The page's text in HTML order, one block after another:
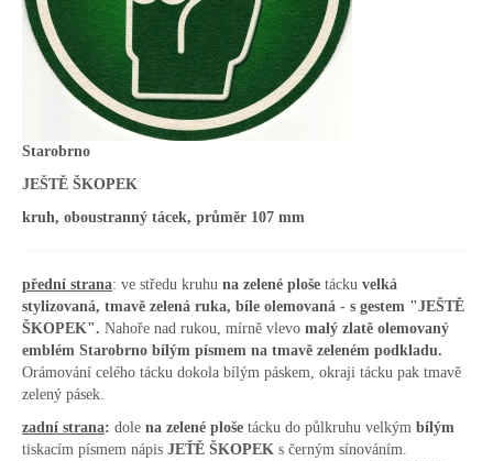
Starobrno
JEŠTĚ ŠKOPEK
kruh, oboustranný tácek, průměr 107 mm
přední strana: ve středu kruhu na zelené ploše tácku velká
stylizovaná, tmavě zelená ruka, bíle olemovaná - s gestem "JEŠTĚ
ŠKOPEK". Nahoře nad rukou, mírně vlevo malý zlatě olemovaný
emblém Starobrno bílým písmem na tmavě zeleném podkladu.
Orámování celého tácku dokola bílým páskem, okraji tácku pak tmavě
zelený pásek.
zadní strana: dole na zelené ploše tácku do půlkruhu velkým bílým
tiskacím písmem nápis JEŤĚ ŠKOPEK s černým sínováním.